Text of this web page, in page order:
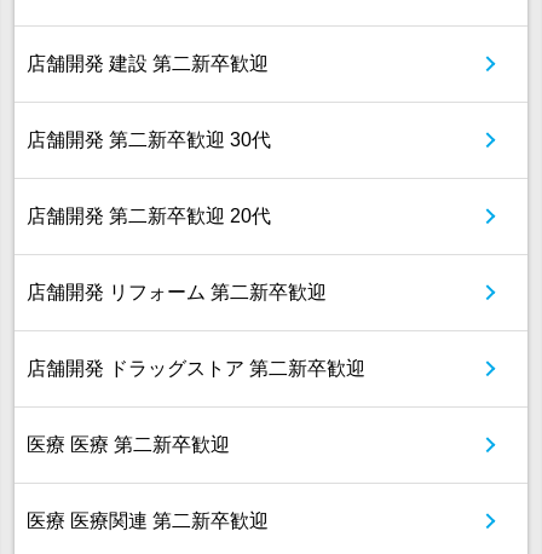
店舗開発 建設 第二新卒歓迎
店舗開発 第二新卒歓迎 30代
店舗開発 第二新卒歓迎 20代
店舗開発 リフォーム 第二新卒歓迎
店舗開発 ドラッグストア 第二新卒歓迎
医療 医療 第二新卒歓迎
医療 医療関連 第二新卒歓迎